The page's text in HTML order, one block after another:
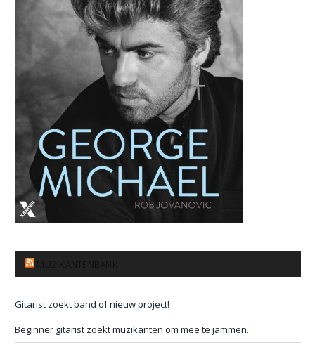
Gitarist zoekt band of nieuw project!
Beginner gitarist zoekt muzikanten om mee te jammen.